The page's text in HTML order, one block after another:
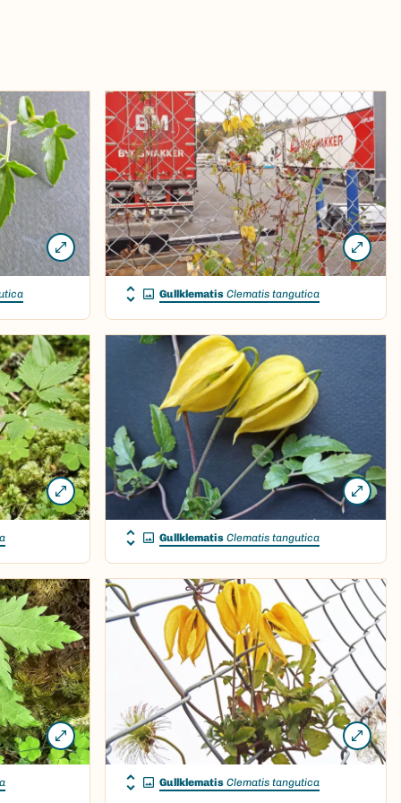
Gullklematis Clematis tangutica
Gullklematis Clematis tangutica
Gullklematis Clematis tangutica